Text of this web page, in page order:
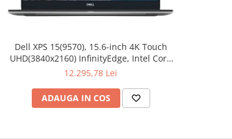
Dell XPS 15(9570), 15.6-inch 4K Touch
UHD(3840x2160) InfinityEdge, Intel Core
i7-8750H, 16GB(2x8GB) DDR4 2666MHz,
1050Ti 4GB, Killer Wifi 802.11ac, BT,
FGPR, Backlit
12.295,78 Lei
ADAUGA IN COS